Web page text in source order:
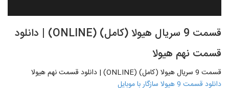
قسمت 9 سریال هیولا (کامل) (ONLINE) | دانلود
قسمت نهم هیولا
قسمت 9 سریال هیولا (کامل) (ONLINE) | دانلود قسمت نهم هیولا
دانلود قسمت 9 هیولا سازگار با موبایل